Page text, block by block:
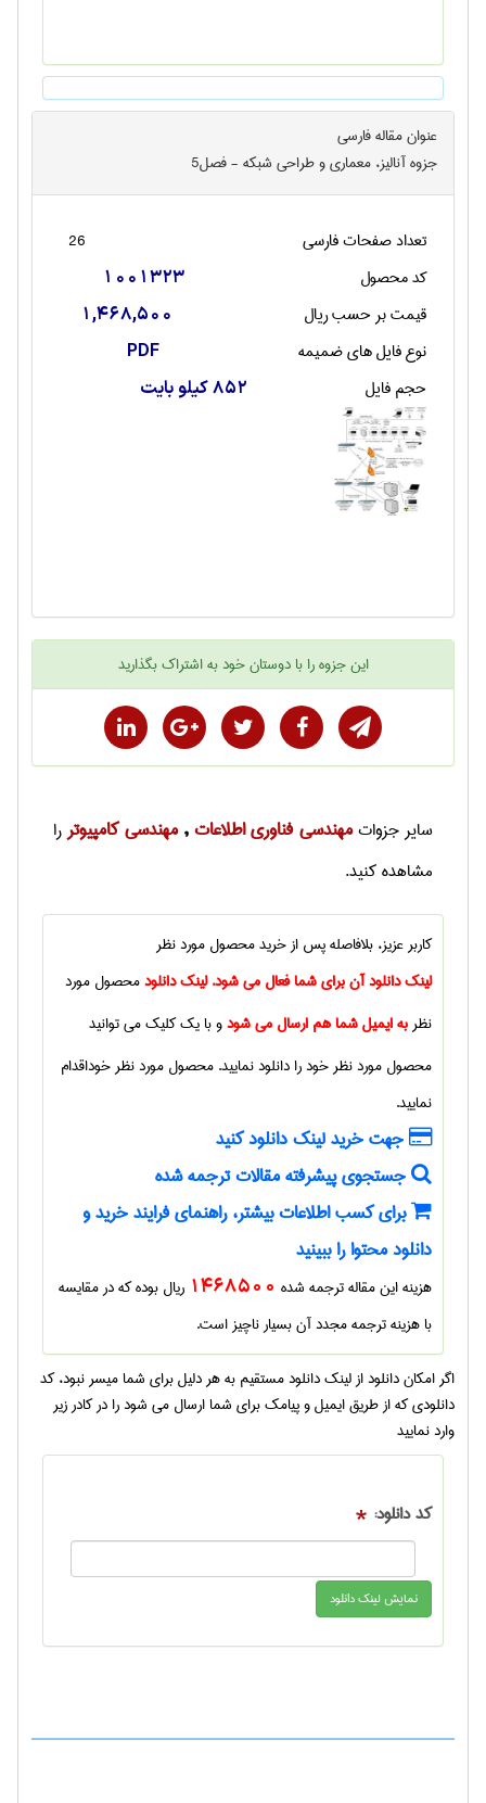
عنوان مقاله فارسی
جزوه آنالیز، معماری و طراحی شبکه - فصل5
تعداد صفحات فارسی
26
کد محصول
1001323
قیمت بر حسب ریال 1,468,500
نوع فایل های ضمیمه PDF
حجم فایل 852 کیلو بایت
اینجزوهرا با دوستان خود به اشتراک بگذارید
سایرجزواتمهندسی فناوری اطلاعات,مهندسی كامپيوتررا
مشاهده کنید.
کاربر عزیز، بلافاصله پس از خریدمحصول مورد نظر
لینک دانلود آن برای شما فعال می شود. لینک دانلودمحصول مورد
نظربه ایمیل شما هم ارسال می شودو با یک کلیک می توانید
محصول مورد نظرخود را دانلود نمایید.محصول مورد نظرخوداقدام
نمایید.
جهت خرید لینک دانلود کنید
جستجوی پیشرفته مقالات ترجمه شده
برای کسب اطلاعات بیشتر، راهنمای فرایند خرید و
دانلود محتوا را ببینید
هزینه این مقاله ترجمه شده 1468500 ریال بوده که در مقایسه
با هزینه ترجمه مجدد آن بسیار ناچیز است.
اگر امکان دانلود از لینک دانلود مستقیم به هر دلیل برای شما میسر نبود، کد
دانلودی که از طریق ایمیل و پیامک برای شما ارسال می شود را در کادر زیر
وارد نمایید
کد دانلود: *